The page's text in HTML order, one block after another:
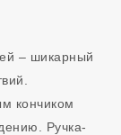
– шикарный
кончиком
Ручка-